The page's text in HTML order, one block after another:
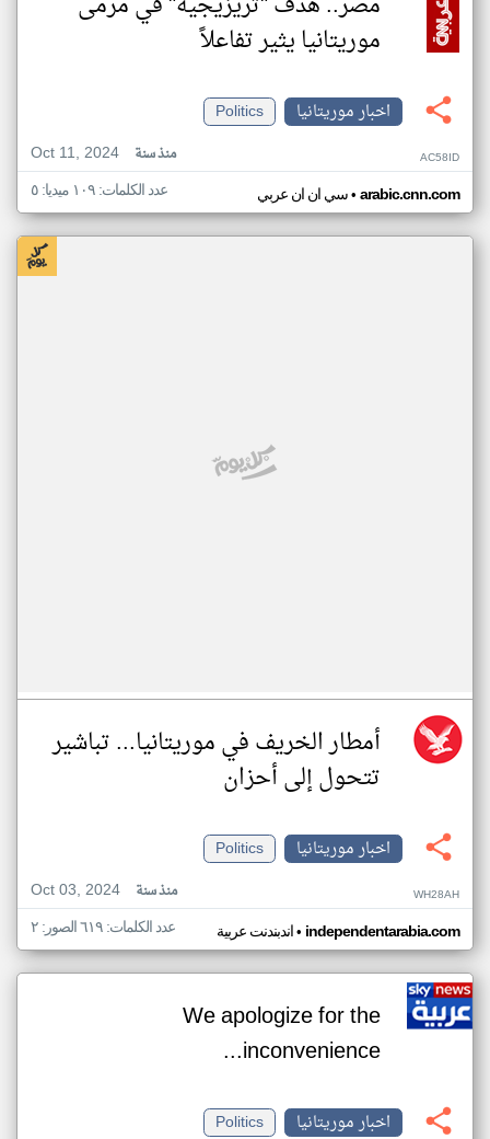
موريتانيا يثير تفاعلاً
اخبار موريتانيا
Politics
Oct 11, 2024
منذ سنة AC58ID
سي ان ان عربي• arabic.cnn.com عدد الكلمات: ١٠٩ ميديا: ٥
أمطار الخريف في موريتانيا... تباشير
تتحول إلى أحزان
اخبار موريتانيا
Politics
Oct 03, 2024
منذ سنة WH28AH
اندبندنت عربية• independentarabia.com عدد الكلمات: ٦١٩ الصور: ٢
We apologize for the
inconvenience...
اخبار موريتانيا
Politics